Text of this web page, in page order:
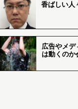
香ばしい
広告やメデ
は動くのか